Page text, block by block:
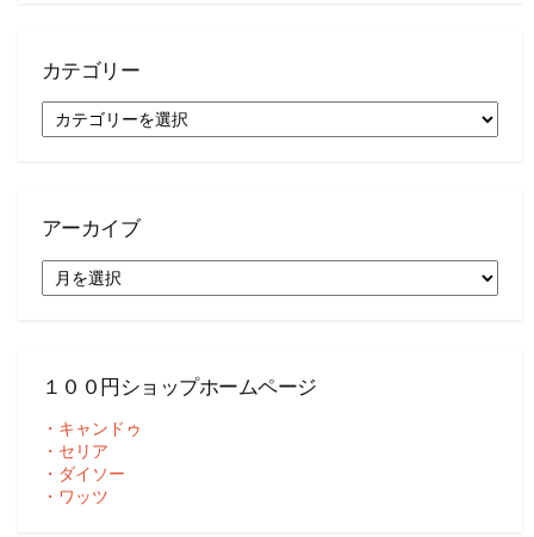
カテゴリー
テ
アーカイブ
ー
１００円ショップホームページ
・キャンドゥ
・セリア
・ダイソー
・ワッツ